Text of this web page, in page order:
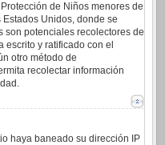
de Niños menores de
Unidos, donde se
son potenciales recolectores de
y ratificado con el
otro método de
recolectar información
haya baneado su dirección IP